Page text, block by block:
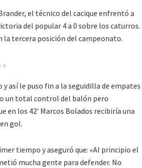
el técnico del cacique enfrentó a
del popular 4 a 0 sobre los caturros.
la tercera posición del campeonato.
así le puso fin a la seguidilla de empates
un total control del balón pero
en los 42′ Marcos Bolados recibiría una
gol.
tiempo y aseguró que: «Al principio el
mucha gente para defender. No